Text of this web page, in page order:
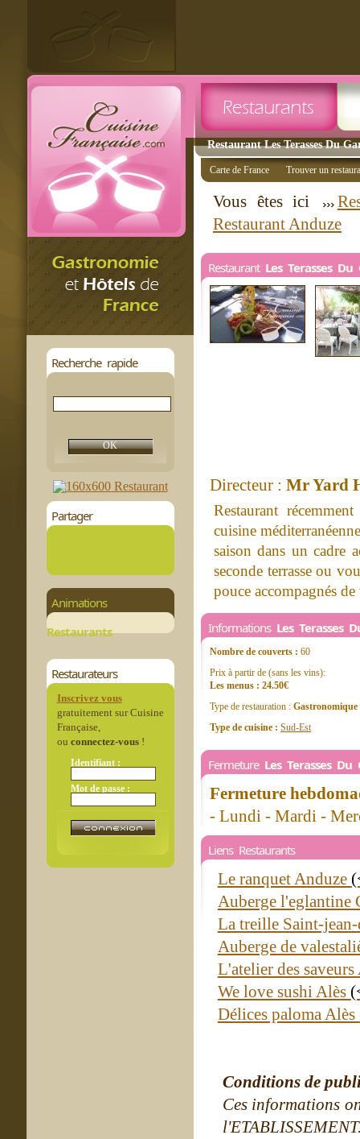
Restaurant Les Terasses Du
Recherche rapide
Partager
Animations
Restaurants
Restaurateurs
Inscrivez vous
gratuitement sur Cuisine
Française,
ou connectez-vous!
Identifiant :
Mot de passe :
Carte de France Trouver un
Vous êtes ici
Restaurant Anduze
Restaurant Les Terasses Du
Directeur : Mr Yard
Restaurant
cuisine
saison dans un cadre
seconde terrasse ou
pouce accompagnés
Informations Les Terasses
Nombre de couverts : 60
Prix à partir de (sans les vins):
Les menus : 24.50€
Type de restauration : Gastronomique
Type de cuisine : Sud-Est
Fermeture Les Terasses Du
Fermeture
- Lundi - Mardi -
Liens Restaurants
Le ranquet Anduze
Auberge l'eglantine
La treille Saint-
Auberge de
L'atelier des
We love sushi Alès
Délices paloma Alès
Conditions de
Ces informations